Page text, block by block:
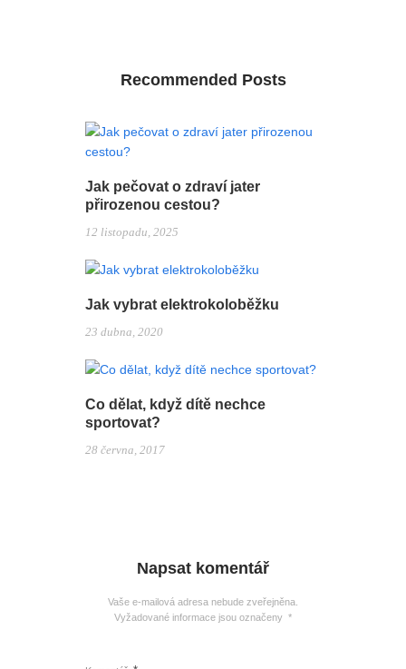
Recommended Posts
Jak pečovat o zdraví jater
přirozenou cestou?
12 listopadu, 2025
Jak vybrat elektrokoloběžku
23 dubna, 2020
Co dělat, když dítě nechce
sportovat?
28 června, 2017
Napsat komentář
Vaše e-mailová adresa nebude zveřejněna.
Vyžadované informace jsou označeny *